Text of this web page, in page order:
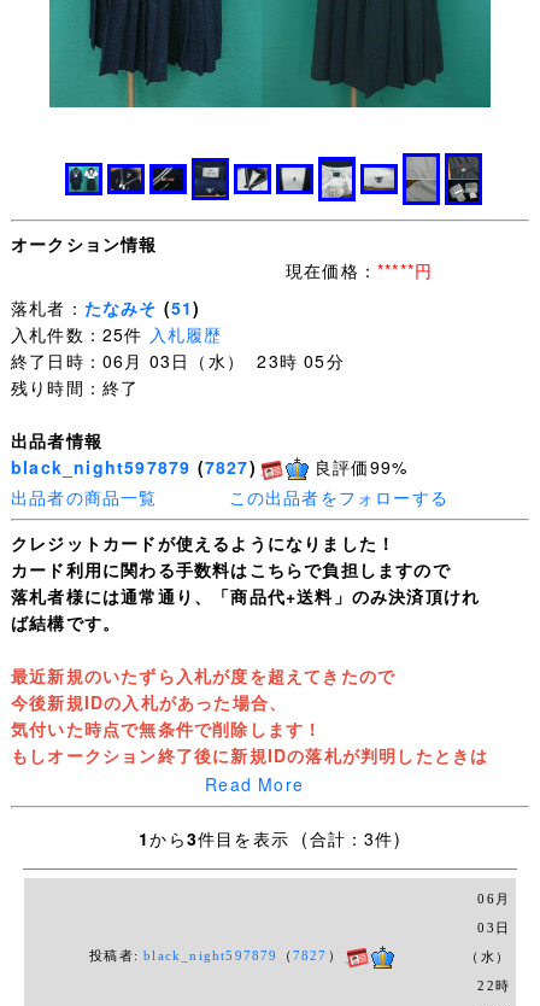
オークション情報
現在価格： *****円
落札者： たなみそ (51)
入札件数：25件 入札履歴
終了日時：06月 03日（水） 23時 05分
残り時間：終了
出品者情報
black_night597879 (7827)
良評価99%
出品者の商品一覧
この出品者をフォローする
クレジットカードが使えるようになりました！
カード利用に関わる手数料はこちらで負担しますので
落札者様には通常通り、「商品代+送料」のみ決済頂けれ
ば結構です。
最近新規のいたずら入札が度を超えてきたので
今後新規IDの入札があった場合、
気付いた時点で無条件で削除します！
もしオークション終了後に新規IDの落札が判明したときは
落札者都合にて落札の取り消しをしますので
絶対に新規IDの人は入札しないでください。
お支払はご落札後5日以内にてお願い致します。
なお、新規の人が最高入札者となっている場合
こちらが取り消すまで入札しないで（新規の人と争わない
Read More
1から3件目を表示 (合計：3件)
投稿者:black_night597879 （ 7827 ）
06月
03日
（水）
22時